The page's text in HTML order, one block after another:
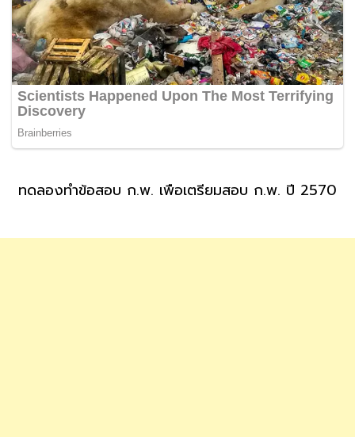
ทดลองทำข้อสอบ ก.พ. เพื่อเตรียมสอบ ก.พ. ปี 2570